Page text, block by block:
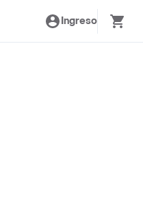
Ingreso